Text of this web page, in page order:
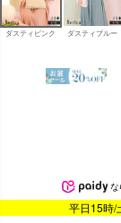
ダスティピンク ダスティブルー
な
平日15時/